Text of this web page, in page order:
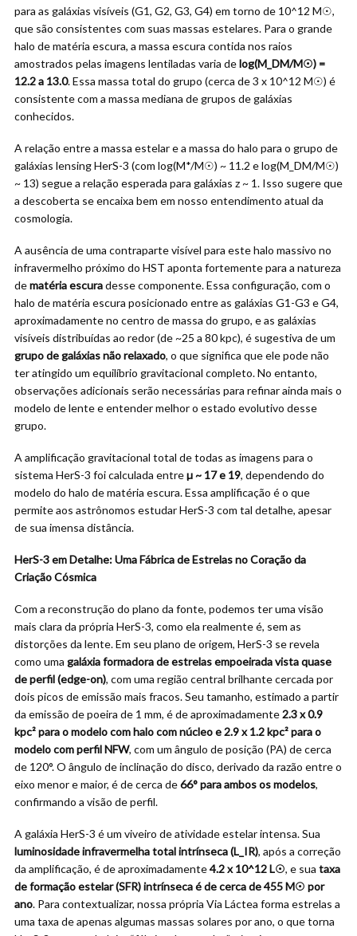
para as galáxias visíveis (G1, G2, G3, G4) em torno de 10^12 M☉,
que são consistentes com suas massas estelares. Para o grande
halo de matéria escura, a massa escura contida nos raios
amostrados pelas imagens lentiladas varia delog(M_DM/M☉) =
12.2 a 13.0. Essa massa total do grupo (cerca de 3 x 10^12 M☉) é
consistente com a massa mediana de grupos de galáxias
conhecidos.
A relação entre a massa estelar e a massa do halo para o grupo de
galáxias lensing HerS-3 (com log(M*/M☉) ~ 11.2 e log(M_DM/M☉)
~ 13) segue a relação esperada para galáxias z ~ 1. Isso sugere que
a descoberta se encaixa bem em nosso entendimento atual da
cosmologia.
A ausência de uma contraparte visível para este halo massivo no
infravermelho próximo do HST aponta fortemente para a natureza
dematéria escuradesse componente. Essa configuração, com o
halo de matéria escura posicionado entre as galáxias G1-G3 e G4,
aproximadamente no centro de massa do grupo, e as galáxias
visíveis distribuídas ao redor (de ~25 a 80 kpc), é sugestiva de um
grupo de galáxias não relaxado, o que significa que ele pode não
ter atingido um equilíbrio gravitacional completo. No entanto,
observações adicionais serão necessárias para refinar ainda mais o
modelo de lente e entender melhor o estado evolutivo desse
grupo.
A amplificação gravitacional total de todas as imagens para o
sistema HerS-3 foi calculada entreµ ~ 17 e 19, dependendo do
modelo do halo de matéria escura. Essa amplificação é o que
permite aos astrônomos estudar HerS-3 com tal detalhe, apesar
de sua imensa distância.
HerS-3 em Detalhe: Uma Fábrica de Estrelas no Coração da
Criação Cósmica
Com a reconstrução do plano da fonte, podemos ter uma visão
mais clara da própria HerS-3, como ela realmente é, sem as
distorções da lente. Em seu plano de origem, HerS-3 se revela
como uma galáxia formadora de estrelas empoeirada vista quase
de perfil (edge-on), com uma região central brilhante cercada por
dois picos de emissão mais fracos. Seu tamanho, estimado a partir
da emissão de poeira de 1 mm, é de aproximadamente2.3 x 0.9
kpc² para o modelo com halo com núcleo e 2.9 x 1.2 kpc² para o
modelo com perfil NFW, com um ângulo de posição (PA) de cerca
de 120°. O ângulo de inclinação do disco, derivado da razão entre o
eixo menor e maior, é de cerca de66° para ambos os modelos,
confirmando a visão de perfil.
A galáxia HerS-3 é um viveiro de atividade estelar intensa. Sua
luminosidade infravermelha total intrínseca (L_IR), após a correção
da amplificação, é de aproximadamente4.2 x 10^12 L☉, e sua taxa
de formação estelar (SFR) intrínseca é de cerca de 455 M☉ por
ano. Para contextualizar, nossa própria Via Láctea forma estrelas a
uma taxa de apenas algumas massas solares por ano, o que torna